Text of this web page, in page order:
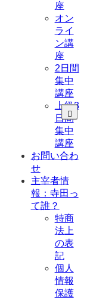
座
オン
ライ
ン講
座
2日間
集中
講座
上級3
日間
集中
講座
お問い合わ
せ
主宰者情
報：寺田っ
て誰？
特商
法上
の表
記
個人
情報
保護